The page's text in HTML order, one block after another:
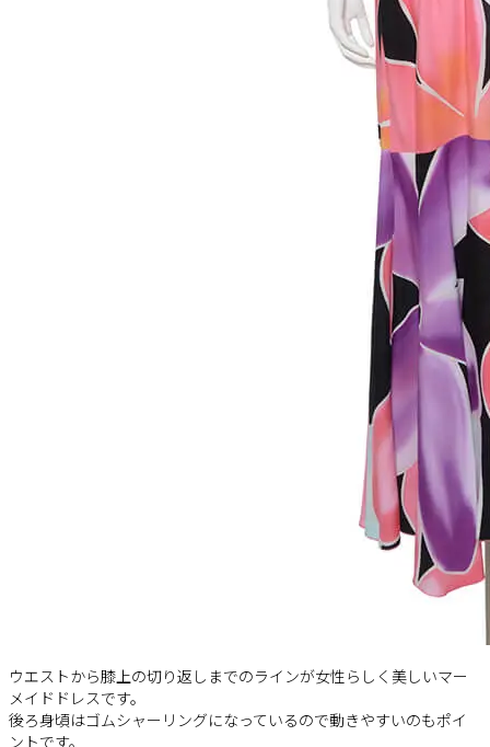
ウエストから膝上の切り返しまでのラインが女性らしく美しいマー
メイドドレスです。
後ろ身頃はゴムシャーリングになっているので動きやすいのもポイ
ントです。